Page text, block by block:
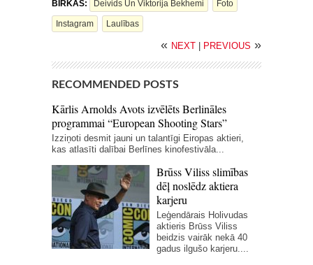
BIRKAS: Deivids Un Viktorija Bekhemi Foto
Instagram Laulības
« NEXT | PREVIOUS »
RECOMMENDED POSTS
Kārlis Arnolds Avots izvēlēts Berlināles
programmai “European Shooting Stars”
Izziņoti desmit jauni un talantīgi Eiropas aktieri,
kas atlasīti dalībai Berlīnes kinofestivāla...
Brūss Viliss slimības
dēļ noslēdz aktiera
karjeru
Leģendārais Holivudas
aktieris Brūss Viliss
beidzis vairāk nekā 40
gadus ilgušo karjeru....